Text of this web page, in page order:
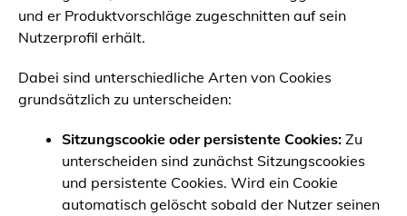
und er Produktvorschläge zugeschnitten auf sein
Nutzerprofil erhält.
Dabei sind unterschiedliche Arten von Cookies
grundsätzlich zu unterscheiden:
Sitzungscookie oder persistente Cookies: Zu
unterscheiden sind zunächst Sitzungscookies
und persistente Cookies. Wird ein Cookie
automatisch gelöscht sobald der Nutzer seinen